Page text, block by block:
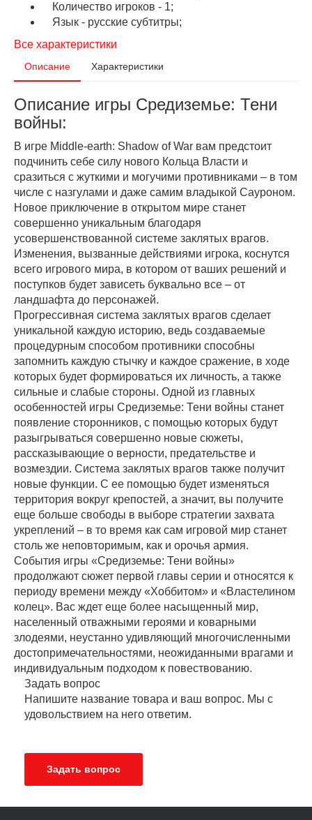
Количество игроков - 1;
Язык - русские субтитры;
Все характеристики
Описание Характеристики
Описание игры Средиземье: Тени
войны:
В игре Middle-earth: Shadow of War вам предстоит
подчинить себе силу нового Кольца Власти и
сразиться с жуткими и могучими противниками – в том
числе с назгулами и даже самим владыкой Сауроном.
Новое приключение в открытом мире станет
совершенно уникальным благодаря
усовершенствованной системе заклятых врагов.
Изменения, вызванные действиями игрока, коснутся
всего игрового мира, в котором от ваших решений и
поступков будет зависеть буквально все – от
ландшафта до персонажей.
Прогрессивная система заклятых врагов сделает
уникальной каждую историю, ведь создаваемые
процедурным способом противники способны
запомнить каждую стычку и каждое сражение, в ходе
которых будет формироваться их личность, а также
сильные и слабые стороны. Одной из главных
особенностей игры Средиземье: Тени войны станет
появление сторонников, с помощью которых будут
разыгрываться совершенно новые сюжеты,
рассказывающие о верности, предательстве и
возмездии. Система заклятых врагов также получит
новые функции. С ее помощью будет изменяться
территория вокруг крепостей, а значит, вы получите
еще больше свободы в выборе стратегии захвата
укреплений – в то время как сам игровой мир станет
столь же неповторимым, как и орочья армия.
События игры «Средиземье: Тени войны»
продолжают сюжет первой главы серии и относятся к
периоду времени между «Хоббитом» и «Властелином
колец». Вас ждет еще более насыщенный мир,
населенный отважными героями и коварными
злодеями, неустанно удивляющий многочисленными
достопримечательностями, неожиданными врагами и
индивидуальным подходом к повествованию.
Задать вопрос
Напишите название товара и ваш вопрос. Мы с
удовольствием на него ответим.
Задать вопрос